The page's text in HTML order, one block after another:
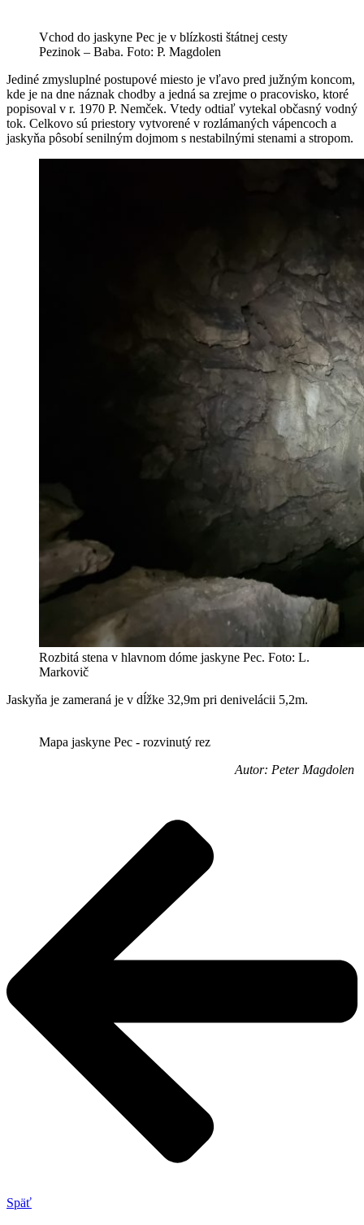
Vchod do jaskyne Pec je v blízkosti štátnej cesty
Pezinok – Baba. Foto: P. Magdolen
Jediné zmysluplné postupové miesto je vľavo pred južným koncom,
kde je na dne náznak chodby a jedná sa zrejme o pracovisko, ktoré
popisoval v r. 1970 P. Nemček. Vtedy odtiaľ vytekal občasný vodný
tok. Celkovo sú priestory vytvorené v rozlámaných vápencoch a
jaskyňa pôsobí senilným dojmom s nestabilnými stenami a stropom.
Rozbitá stena v hlavnom dóme jaskyne Pec. Foto: L.
Markovič
Jaskyňa je zameraná je v dĺžke 32,9m pri denivelácii 5,2m.
Mapa jaskyne Pec - rozvinutý rez
Autor: Peter Magdolen
Späť